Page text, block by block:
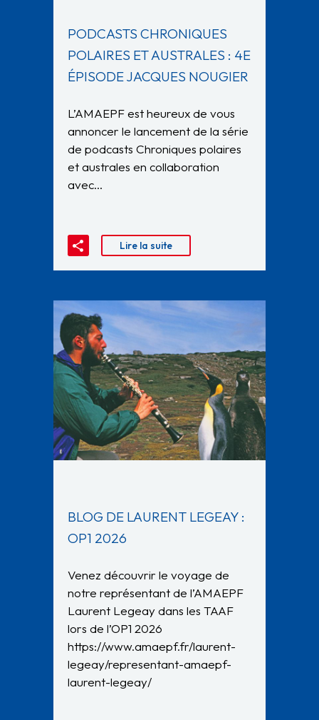
PODCASTS CHRONIQUES
POLAIRES ET AUSTRALES : 4E
ÉPISODE JACQUES NOUGIER
L’AMAEPF est heureux de vous
annoncer le lancement de la série
de podcasts Chroniques polaires
et australes en collaboration
avec…
Lire la suite
BLOG DE LAURENT LEGEAY :
OP1 2026
Venez découvrir le voyage de
notre représentant de l’AMAEPF
Laurent Legeay dans les TAAF
lors de l’OP1 2026
https://www.amaepf.fr/laurent-
legeay/representant-amaepf-
laurent-legeay/